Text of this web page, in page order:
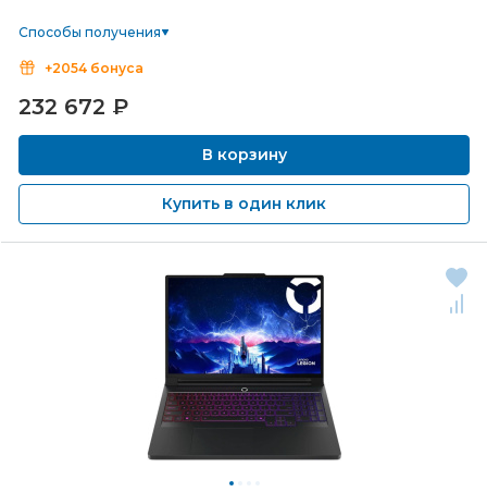
Способы получения
+2054 бонуса
232 672 ₽
В корзину
Купить в один клик